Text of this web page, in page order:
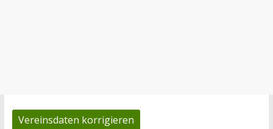
Vereinsdaten korrigieren